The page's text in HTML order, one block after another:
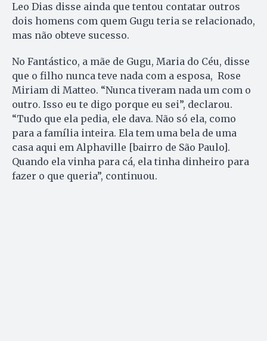
Leo Dias disse ainda que tentou contatar outros
dois homens com quem Gugu teria se relacionado,
mas não obteve sucesso.
No Fantástico, a mãe de Gugu, Maria do Céu, disse
que o filho nunca teve nada com a esposa, Rose
Miriam di Matteo. “Nunca tiveram nada um com o
outro. Isso eu te digo porque eu sei”, declarou.
“Tudo que ela pedia, ele dava. Não só ela, como
para a família inteira. Ela tem uma bela de uma
casa aqui em Alphaville [bairro de São Paulo].
Quando ela vinha para cá, ela tinha dinheiro para
fazer o que queria”, continuou.